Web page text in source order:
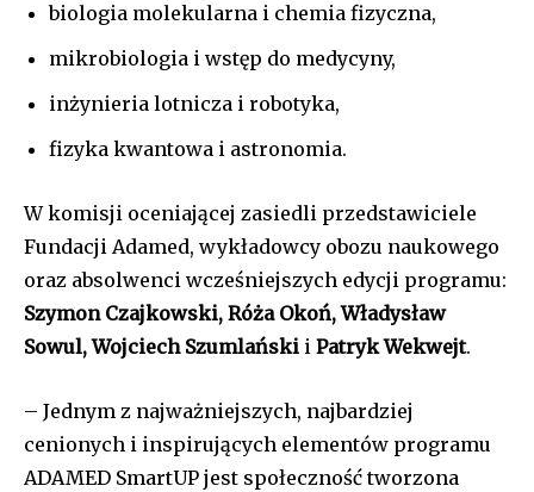
biologia molekularna i chemia fizyczna,
mikrobiologia i wstęp do medycyny,
inżynieria lotnicza i robotyka,
fizyka kwantowa i astronomia.
W komisji oceniającej zasiedli przedstawiciele
Fundacji Adamed, wykładowcy obozu naukowego
oraz absolwenci wcześniejszych edycji programu:
Szymon Czajkowski, Róża Okoń, Władysław
Sowul, Wojciech Szumlański i Patryk Wekwejt.
– Jednym z najważniejszych, najbardziej
cenionych i inspirujących elementów programu
ADAMED SmartUP jest społeczność tworzona